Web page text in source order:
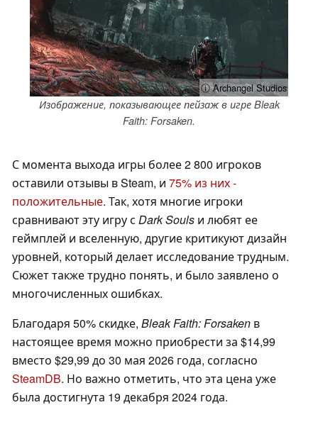
ⓘ Archangel Studios
Изображение, показывающее пейзаж в игре Bleak
Faith: Forsaken.
С момента выхода игры более 2 800 игроков
оставили отзывы в Steam, и 75% из них -
положительные. Так, хотя многие игроки
сравнивают эту игру с Dark Souls и любят ее
геймплей и вселенную, другие критикуют дизайн
уровней, который делает исследование трудным.
Сюжет также трудно понять, и было заявлено о
многочисленных ошибках.
Благодаря 50% скидке, Bleak Faith: Forsaken в
настоящее время можно приобрести за $14,99
вместо $29,99 до 30 мая 2026 года, согласно
SteamDB. Но важно отметить, что эта цена уже
была достигнута 19 декабря 2024 года.